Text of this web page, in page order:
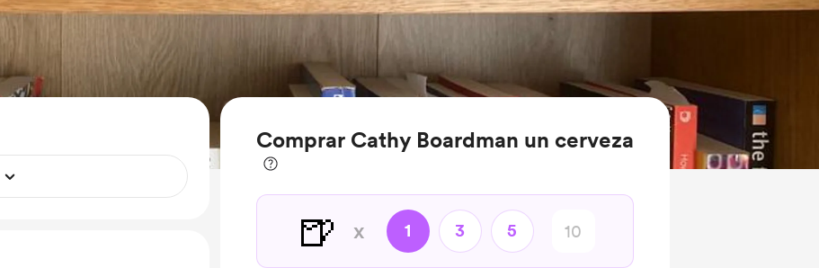
Comprar Cathy Boardman un cerveza
🍺 x 1 3 5